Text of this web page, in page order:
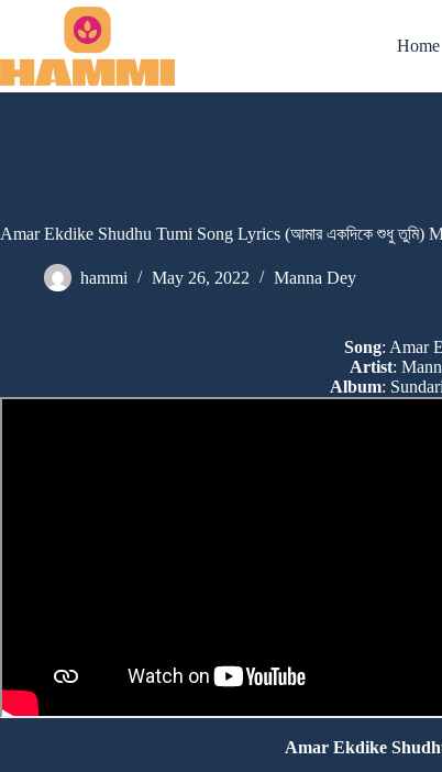
Home
Amar Ekdike Shudhu Tumi Song Lyrics (আমার একদিকে শুধু তুমি)
hammi May 26, 2022 Manna Dey
Song: Amar
Artist:
Album:
Amar Ekdike